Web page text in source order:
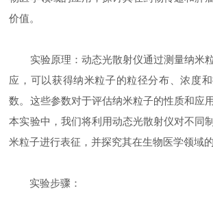
价值。
实验原理：动态光散射仪通过测量纳米
应，可以获得纳米粒子的粒径分布、浓度
数。这些参数对于评估纳米粒子的性质和应
本实验中，我们将利用动态光散射仪对不同
米粒子进行表征，并探究其在生物医学领域的
实验步骤：